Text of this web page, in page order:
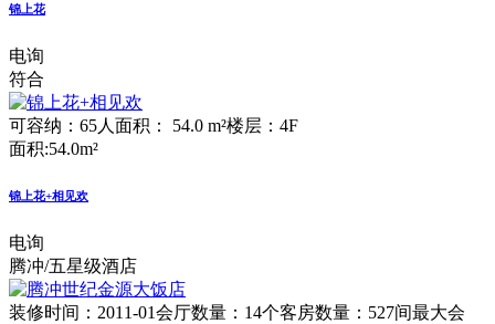
锦上花
电询
符合
可容纳：65人 面积： 54.0 m²楼层：4F
面积:54.0m²
锦上花+相见欢
电询
腾冲/五星级酒店
装修时间：2011-01会厅数量：14个客房数量：527间最大会